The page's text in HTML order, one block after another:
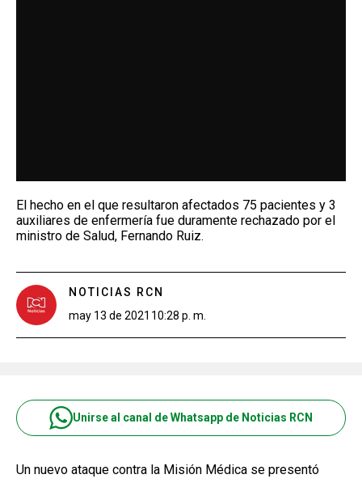
El hecho en el que resultaron afectados 75 pacientes y 3
auxiliares de enfermería fue duramente rechazado por el
ministro de Salud, Fernando Ruiz.
NOTICIAS RCN
may 13 de 2021 10:28 p. m.
Unirse al canal de Whatsapp de Noticias RCN
Un nuevo ataque contra la Misión Médica se presentó